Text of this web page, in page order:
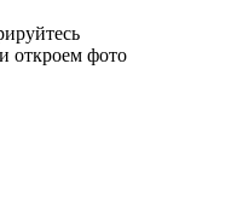
откроем фото